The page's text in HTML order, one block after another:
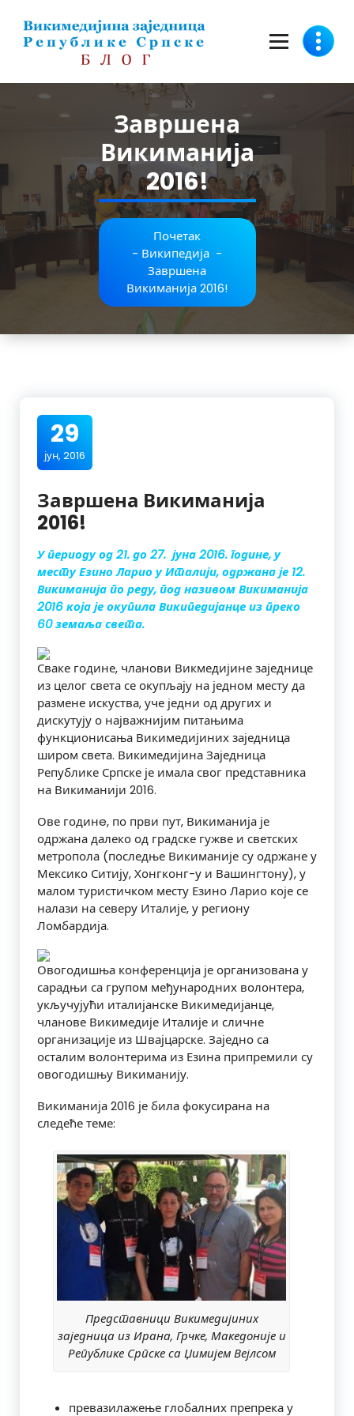
садржај
Завршена
Викиманија
2016!
Почетак
- Википедија -
Завршена
Викиманија 2016!
29
јун, 2016
Завршена Викиманија
2016!
У периоду од 21. до 27. јуна 2016. године, у
месту Езино Ларио у Италији, одржана је 12.
Викиманија по реду, под називом Викиманија
2016 која је окупила Википедијанце из преко
60 земаља света.
Сваке године, чланови Викмедијине заједнице
из целог света се окупљају на једном месту да
размене искуства, уче једни од других и
дискутују о најважнијим питањима
функционисања Викимедијиних заједница
широм света. Викимедијина Заједница
Републике Српске је имала свог представника
на Викиманији 2016.
Ове годинe, по први пут, Викиманија је
одржана далеко од градске гужве и светских
метропола (последње Викиманије су одржане у
Мексико Ситију, Хонгконг-у и Вашингтону), у
малом туристичком месту Езино Ларио које се
налази на северу Италије, у региону
Ломбардија.
Овогодишња конференција је организована у
сарадњи са групом међународних волонтера,
укључујући италијанске Викимедијанце,
чланове Викимедије Италије и сличне
организације из Швајцарске. Заједно са
осталим волонтерима из Езина припремили су
овогодишњу Викиманију.
Викиманија 2016 је била фокусирана на
следеће теме:
Представници Викимедијиних
заједница из Ирана, Грчке, Македоније и
Републике Српске са Џимијем Вејлсом
превазилажење глобалних препрека у